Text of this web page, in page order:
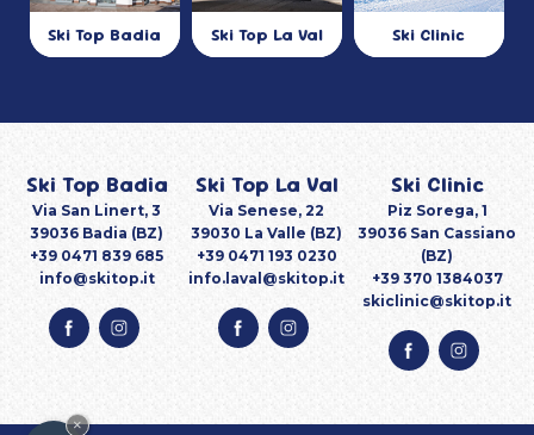
Ski Top Badia Ski Top La Val Ski Clinic
Ski Top Badia
Via San Linert, 3
39036 Badia (BZ)
+39 0471 839 685
info@skitop.it
Ski Top La Val
Via Senese, 22
39030 La Valle (BZ)
+39 0471 193 0230
info.laval@skitop.it
Ski Clinic
Piz Sorega, 1
39036 San Cassiano
(BZ)
+39 370 1384037
skiclinic@skitop.it
×